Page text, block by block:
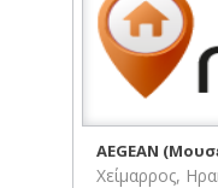
AEGEAN
Χείμαρρος,